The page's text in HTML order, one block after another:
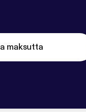
maksutta